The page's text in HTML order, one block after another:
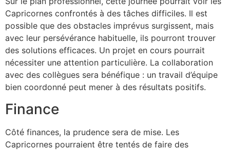
Capricornes confrontés à des tâches difficiles. Il est
possible que des obstacles imprévus surgissent, mais
avec leur persévérance habituelle, ils pourront trouver
des solutions efficaces. Un projet en cours pourrait
nécessiter une attention particulière. La collaboration
avec des collègues sera bénéfique : un travail d’équipe
bien coordonné peut mener à des résultats positifs.
Finance
Côté finances, la prudence sera de mise. Les
Capricornes pourraient être tentés de faire des